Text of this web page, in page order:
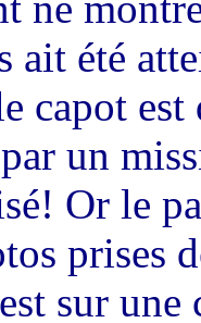
ait été
capot
un
Or le
prises
est sur une